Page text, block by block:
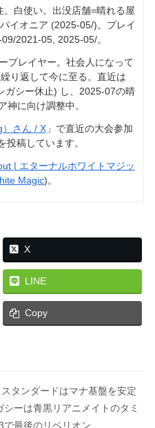
白使い。出没店舗=晴れる屋
イオニア (2025-05/)。プレイ
2021-05, 2025-05/。
プレイヤー。社会人になって
り返して今に至る。直近は
ガシー休止) し、2025-07の晴
神に向け調整中。
さん / X」で直近の大会参加
投稿しています。
| エターナルホワイトマジッ
Magic)。
X
LINE
Copy
タンダードはマナ基盤を安定
ーは青黒リアニメイトのタミ
で最後のリベリオン